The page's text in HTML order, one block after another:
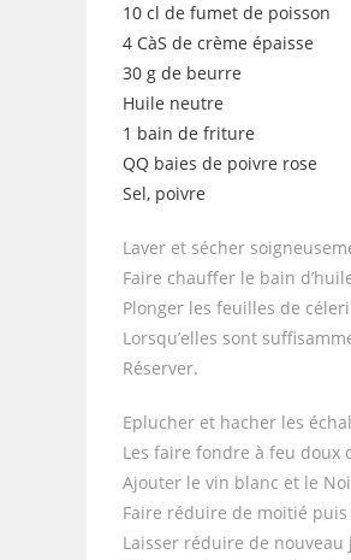
10 cl de fumet de poisson
4 CàS de crème épaisse
30 g de beurre
Huile neutre
1 bain de friture
QQ baies de poivre rose
Sel, poivre
Laver et sécher
Faire chauffer le bain
Plonger les feuilles de
Lorsqu’elles sont
Réserver.
Eplucher et hacher les
Les faire fondre à feu doux
Ajouter le vin blanc et le
Faire réduire de moitié
Laisser réduire de nouveau